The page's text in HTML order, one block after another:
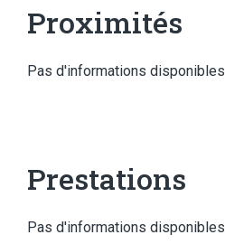
Proximités
Pas d'informations disponibles
Prestations
Pas d'informations disponibles